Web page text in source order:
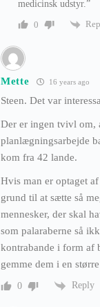
medicinsk udstyr.”
0
Mette 16 years ago
Steen. Det var
Der er ingen tvivl om,
planlægningsarbejde
kom fra 42 lande.
Hvis man er optaget
grund til at sætte så
mennesker, der skal
som palaraberne så
kontrabande i form af
gemme dem i en
0 Reply